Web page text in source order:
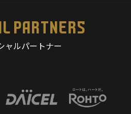
PARTNERS
ャルパートナー